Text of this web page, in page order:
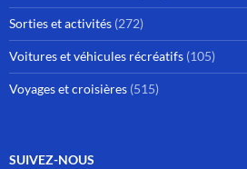
Sorties et activités (272)
Voitures et véhicules récréatifs (105)
Voyages et croisières (515)
SUIVEZ-NOUS